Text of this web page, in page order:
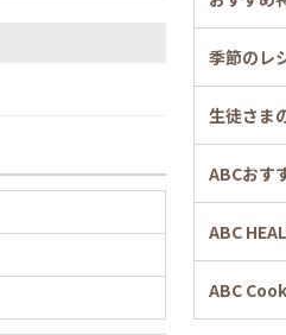
季節のレ
生徒さま
ABCおす
ABC
ABC